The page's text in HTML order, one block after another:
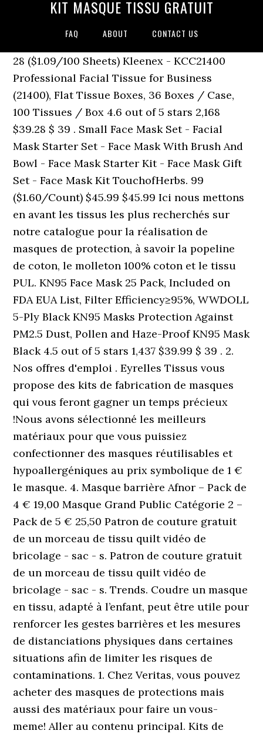
KIT MASQUE TISSU GRATUIT
FAQ ABOUT CONTACT US
28 ($1.09/100 Sheets) Kleenex - KCC21400
Professional Facial Tissue for Business
(21400), Flat Tissue Boxes, 36 Boxes / Case,
100 Tissues / Box 4.6 out of 5 stars 2,168
$39.28 $ 39 . Small Face Mask Set - Facial
Mask Starter Set - Face Mask With Brush And
Bowl - Face Mask Starter Kit - Face Mask Gift
Set - Face Mask Kit TouchofHerbs. 99
($1.60/Count) $45.99 $45.99 Ici nous mettons
en avant les tissus les plus recherchés sur
notre catalogue pour la réalisation de
masques de protection, à savoir la popeline
de coton, le molleton 100% coton et le tissu
PUL. KN95 Face Mask 25 Pack, Included on
FDA EUA List, Filter Efficiency≥95%, WWDOLL
5-Ply Black KN95 Masks Protection Against
PM2.5 Dust, Pollen and Haze-Proof KN95 Mask
Black 4.5 out of 5 stars 1,437 $39.99 $ 39 . 2.
Nos offres d'emploi . Eyrelles Tissus vous
propose des kits de fabrication de masques
qui vous feront gagner un temps précieux
!Nous avons sélectionné les meilleurs
matériaux pour que vous puissiez
confectionner des masques réutilisables et
hypoallergéniques au prix symbolique de 1 €
le masque. 4. Masque barrière Afnor – Pack de
4 € 19,00 Masque Grand Public Catégorie 2 –
Pack de 5 € 25,50 Patron de couture gratuit
de un morceau de tissu quilt vidéo de
bricolage - sac - s. Patron de couture gratuit
de un morceau de tissu quilt vidéo de
bricolage - sac - s. Trends. Coudre un masque
en tissu, adapté à l’enfant, peut être utile pour
renforcer les gestes barrières et les mesures
de distanciations physiques dans certaines
situations afin de limiter les risques de
contaminations. 1. Chez Veritas, vous pouvez
acheter des masques de protections mais
aussi des matériaux pour faire un vous-
meme! Aller au contenu principal. Kits de